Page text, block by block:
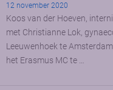
12 november 2020
Koos van der Hoeven,
met Christianne Lok,
Leeuwenhoek te
het Erasmus MC te …